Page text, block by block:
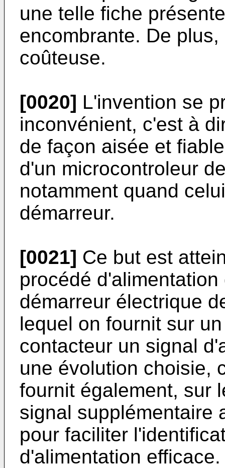
une telle fiche
encombrante. De
coûteuse.
[0020] L'invention se
inconvénient, c'est à
de façon aisée et
d'un microcontroleur
notamment quand
démarreur.
[0021] Ce but est
procédé
démarreur électrique
lequel on fournit sur
contacteur un signal
une évolution choisie,
fournit également, sur
signal supplémentaire
pour faciliter
d'alimentation efficace.